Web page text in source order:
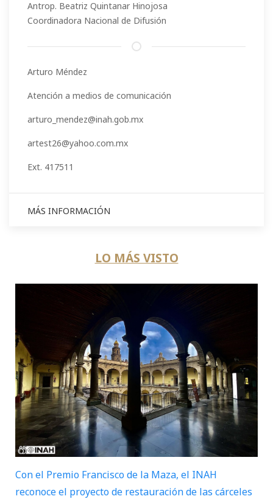
Antrop. Beatriz Quintanar Hinojosa
Coordinadora Nacional de Difusión
Arturo Méndez
Atención a medios de comunicación
arturo_mendez@inah.gob.mx
artest26@yahoo.com.mx
Ext. 417511
MÁS INFORMACIÓN
LO MÁS VISTO
Con el Premio Francisco de la Maza, el INAH
reconoce el proyecto de restauración de las cárceles